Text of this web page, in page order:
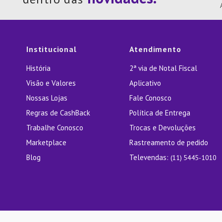
Institucional
História
Visão e Valores
Nossas Lojas
Regras de CashBack
Trabalhe Conosco
Marketplace
Blog
Atendimento
2ª via de Notal Fiscal
Aplicativo
Fale Conosco
Política de Entrega
Trocas e Devoluções
Rastreamento de pedido
Televendas: (11) 5445-1010